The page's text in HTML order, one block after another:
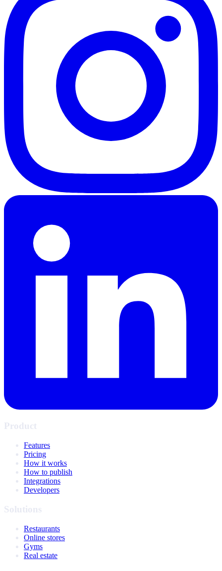
Product
Features
Pricing
How it works
How to publish
Integrations
Developers
Solutions
Restaurants
Online stores
Gyms
Real estate